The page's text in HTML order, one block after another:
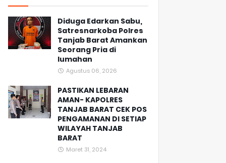
Diduga Edarkan Sabu,
Satresnarkoba Polres
Tanjab Barat Amankan
Seorang Pria di
lumahan
Agustus 06, 2026
PASTIKAN LEBARAN
AMAN- KAPOLRES
TANJAB BARAT CEK POS
PENGAMANAN DI SETIAP
WILAYAH TANJAB
BARAT
Maret 31, 2024